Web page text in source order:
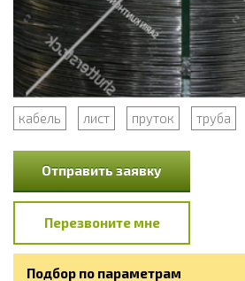
кабель лист пруток труба
Отправить заявку
Перезвоните мне
Подбор по параметрам